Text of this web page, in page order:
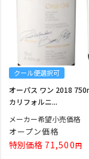
クール便選択可
オーパス ワン 2018
カリフォルニ...
メーカー希望小売価格
オープン価格
特別価格 71,500